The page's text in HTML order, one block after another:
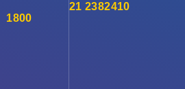
1800
21 2382410